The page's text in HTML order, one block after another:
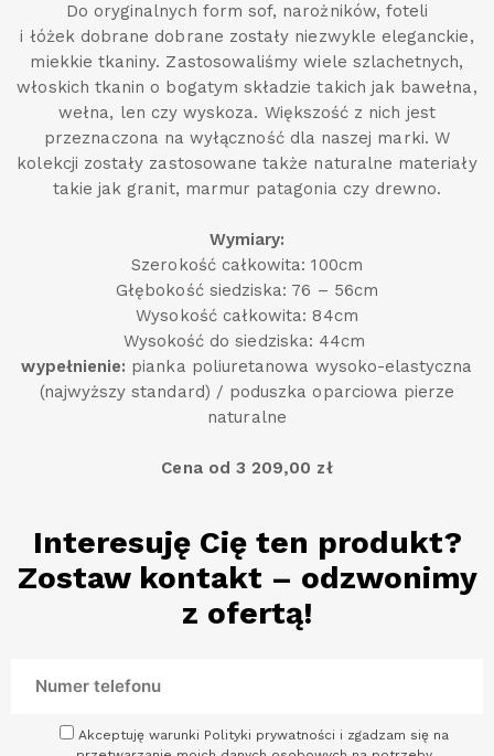
Do oryginalnych form sof, narożników, foteli
i łóżek dobrane dobrane zostały niezwykle eleganckie,
miekkie tkaniny. Zastosowaliśmy wiele szlachetnych,
włoskich tkanin o bogatym składzie takich jak bawełna,
wełna, len czy wyskoza. Większość z nich jest
przeznaczona na wyłączność dla naszej marki. W
kolekcji zostały zastosowane także naturalne materiały
takie jak granit, marmur patagonia czy drewno.
Wymiary:
Szerokość całkowita: 100cm
Głębokość siedziska: 76 – 56cm
Wysokość całkowita: 84cm
Wysokość do siedziska: 44cm
wypełnienie: pianka poliuretanowa wysoko-elastyczna
(najwyższy standard) / poduszka oparciowa pierze
naturalne
Cena od 3 209,00 zł
Interesuję Cię ten produkt?
Zostaw kontakt – odzwonimy
z ofertą!
Akceptuję warunki Polityki prywatności i zgadzam się na